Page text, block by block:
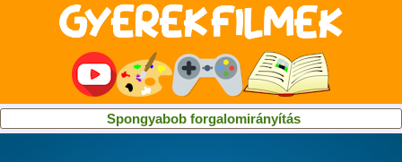
Spongyabob forgalomirányítás